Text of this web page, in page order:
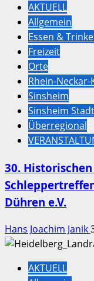
AKTUELL
Allgemein
Essen &
Freizeit
Orte
Rhein-Neckar-
Sinsheim
Sinsheim
Überregional
30.
Dühren e.V.
Hans Joachim Janik
AKTUELL